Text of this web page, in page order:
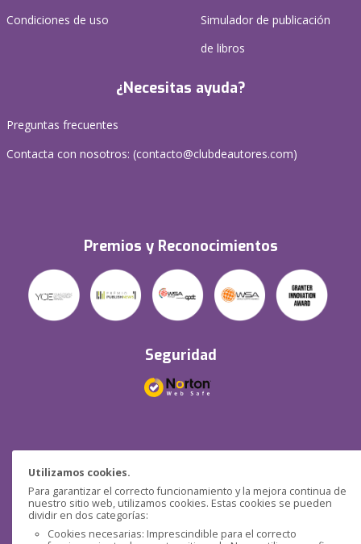
Utilizamos cookies.
Para garantizar el correcto funcionamiento y la mejora continua de
nuestro sitio web, utilizamos cookies. Estas cookies se pueden
dividir en dos categorías:
Cookies necesarias: Imprescindible para el correcto
Condiciones de uso
Simulador de publicación
de libros
¿Necesitas ayuda?
Preguntas frecuentes
Contacta con nosotros: (contacto@clubdeautores.com)
Premios y Reconocimientos
Seguridad